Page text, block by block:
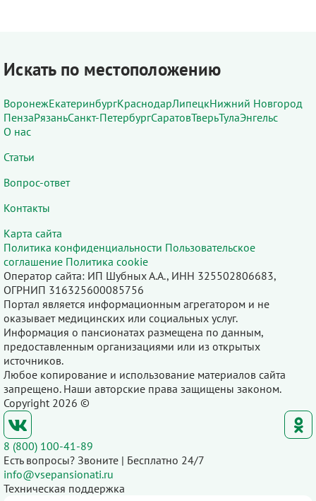
Искать по местоположению
ВоронежЕкатеринбургКраснодарЛипецкНижний Новгород
ПензаРязаньСанкт-ПетербургСаратовТверьТулаЭнгельс
О нас
Статьи
Вопрос-ответ
Контакты
Карта сайта
Политика конфиденциальности Пользовательское
соглашение Политика cookie
Оператор сайта: ИП Шубных А.А., ИНН 325502806683,
ОГРНИП 316325600085756
Портал является информационным агрегатором и не
оказывает медицинских или социальных услуг.
Информация о пансионатах размещена по данным,
предоставленным организациями или из открытых
источников.
Любое копирование и использование материалов сайта
запрещено. Наши авторские права защищены законом.
Copyright 2026 ©
8 (800) 100-41-89
Есть вопросы? Звоните | Бесплатно 24/7
info@vsepansionati.ru
Техническая поддержка